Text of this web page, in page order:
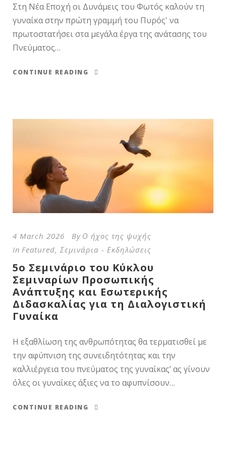
Στη Νέα Εποχή οι Δυνάμεις του Φωτός καλούν τη
γυναίκα στην πρώτη γραμμή του Πυρός' να
πρωτοστατήσει στα μεγάλα έργα της ανάτασης του
Πνεύματος…
CONTINUE READING
4 March 2026 By Ο ήχος της ψυχής
In Featured, Σεμινάρια - Εκδηλώσεις
5ο Σεμινάριο του Κύκλου
Σεμιναρίων Προσωπικής
Ανάπτυξης και Εσωτερικής
Διδασκαλίας για τη Διαλογιστική
Γυναίκα
Η εξαθλίωση της ανθρωπότητας θα τερματισθεί με
την αφύπνιση της συνειδητότητας και την
καλλιέργεια του πνεύματος της γυναίκας’ ας γίνουν
όλες οι γυναίκες άξιες να το αφυπνίσουν…
CONTINUE READING